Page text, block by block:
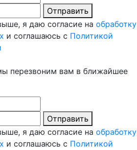
Отправить
я даю согласие на обработку
и соглашаюсь с Политикой
перезвоним вам в ближайшее
Отправить
я даю согласие на обработку
и соглашаюсь с Политикой